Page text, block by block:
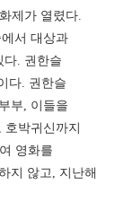
제가 열렸다.
서 대상과
다. 권한슬
다. 권한슬
부, 이들을
박귀신까지
영화를
지 않고, 지난해